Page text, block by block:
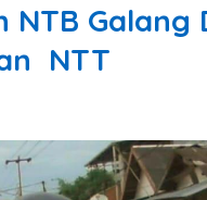
NTB Galang
NTT